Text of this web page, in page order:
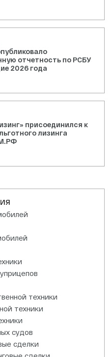
отчетность по РСБУ
2026 года
присоединился к
лизинга
техники
техники
судов
сделки